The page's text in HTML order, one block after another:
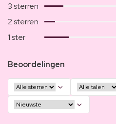
3 sterren
2 sterren
1 ster
Beoordelingen